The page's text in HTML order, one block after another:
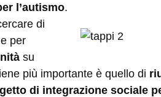
l’autismo.
di
per
su
più importante è quello di
di integrazione sociale